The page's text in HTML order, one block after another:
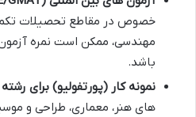
خصوص در مقاطع تحصیلات
باشد.
نمونه کار (پورتفولیو) برای
های هنر، معماری، طراحی و